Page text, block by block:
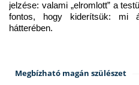
jelzése: valami „elromlott” a
fontos, hogy kiderítsük: mi
hátterében.
Megbízható magán szülészet